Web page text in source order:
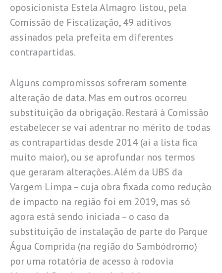
oposicionista Estela Almagro listou, pela
Comissão de Fiscalização, 49 aditivos
assinados pela prefeita em diferentes
contrapartidas.
Alguns compromissos sofreram somente
alteração de data. Mas em outros ocorreu
substituição da obrigação. Restará à Comissão
estabelecer se vai adentrar no mérito de todas
as contrapartidas desde 2014 (ai a lista fica
muito maior), ou se aprofundar nos termos
que geraram alterações. Além da UBS da
Vargem Limpa – cuja obra fixada como redução
de impacto na região foi em 2019, mas só
agora está sendo iniciada – o caso da
substituição de instalação de parte do Parque
Água Comprida (na região do Sambódromo)
por uma rotatória de acesso à rodovia